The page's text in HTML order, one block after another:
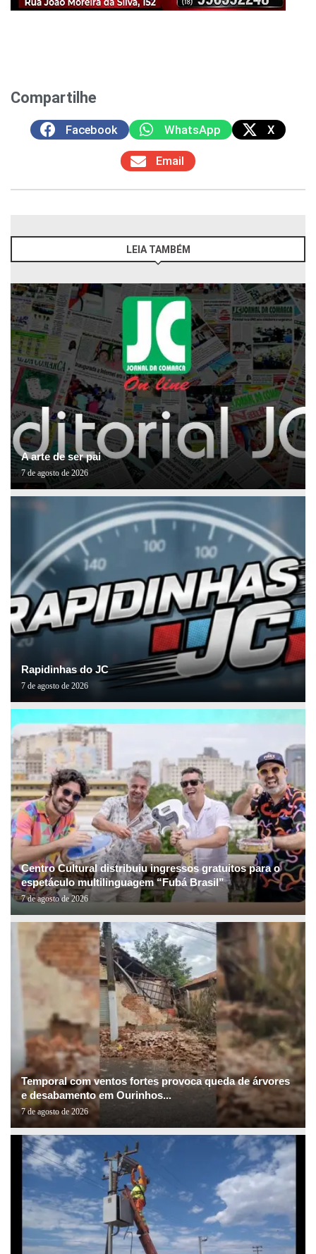
Compartilhe
Facebook WhatsApp X
Email
LEIA TAMBÉM
A arte de ser pai
7 de agosto de 2026
Rapidinhas do JC
7 de agosto de 2026
Centro Cultural distribuiu ingressos gratuitos para o
espetáculo multilinguagem “Fubá Brasil”
7 de agosto de 2026
Temporal com ventos fortes provoca queda de árvores
e desabamento em Ourinhos...
7 de agosto de 2026